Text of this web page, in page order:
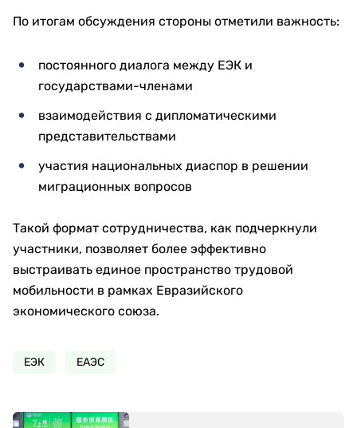
По итогам обсуждения стороны отметили важность:
постоянного диалога между ЕЭК и
государствами-членами
взаимодействия с дипломатическими
представительствами
участия национальных диаспор в решении
миграционных вопросов
Такой формат сотрудничества, как подчеркнули
участники, позволяет более эффективно
выстраивать единое пространство трудовой
мобильности в рамках Евразийского
экономического союза.
ЕЭК ЕАЭС